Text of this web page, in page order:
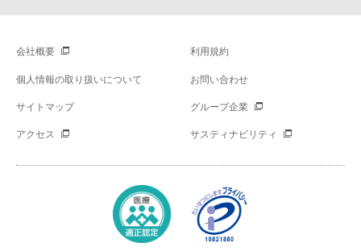
会社概要 利用規約
個人情報の取り扱いについて お問い合わせ
サイトマップ グループ企業
アクセス サスティナビリティ